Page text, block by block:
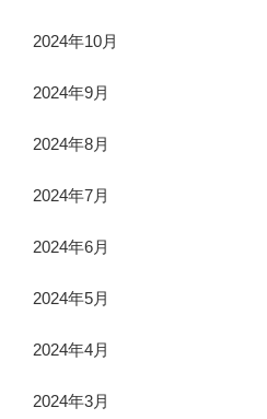
2024年10月
2024年9月
2024年8月
2024年7月
2024年6月
2024年5月
2024年4月
2024年3月